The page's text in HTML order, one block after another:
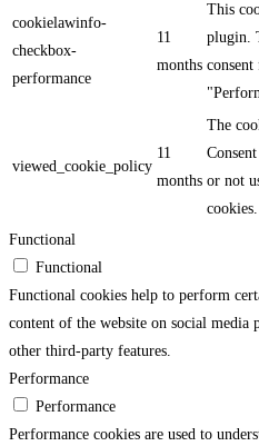
cookielawinfo-
checkbox-
performance
11
months
This
plugin.
viewed_cookie_policy
11
months
The
or not
Functional
Functional
Functional cookies help to perform
content of the website on social media
other third-party features.
Performance
Performance
Performance cookies are used to